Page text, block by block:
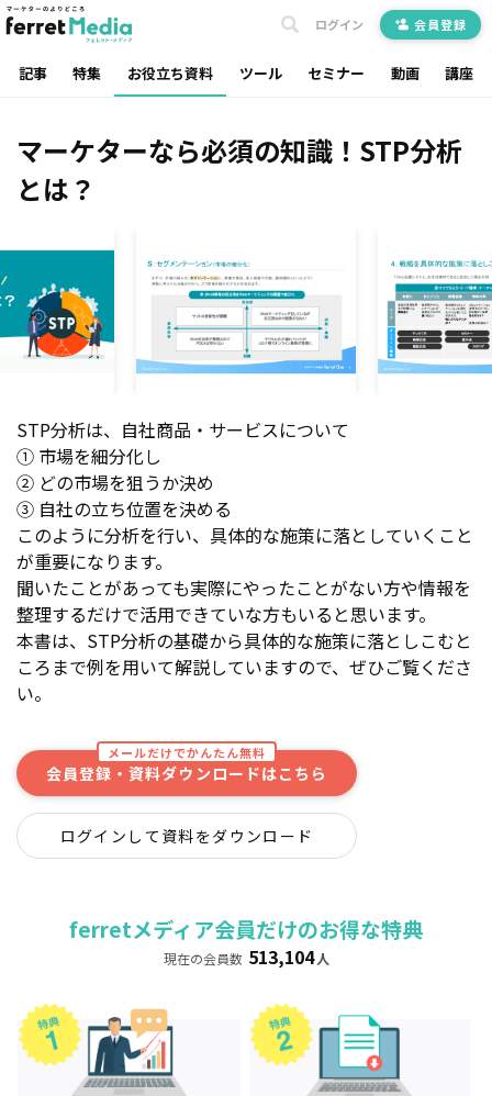
記事 特集 お役立ち資料 ツール セミナー 動画 講座
ログイン 会員登録
マーケターなら必須の知識！STP分析
とは？
STP分析は、自社商品・サービスについて
① 市場を細分化し
② どの市場を狙うか決め
③ 自社の立ち位置を決める
このように分析を行い、具体的な施策に落としていくこと
が重要になります。
聞いたことがあっても実際にやったことがない方や情報を
整理するだけで活用できていな方もいると思います。
本書は、STP分析の基礎から具体的な施策に落としこむと
ころまで例を用いて解説していますので、ぜひご覧くださ
い。
メールだけでかんたん無料
会員登録・資料ダウンロードはこちら
ログインして資料をダウンロード
ferretメディア会員だけのお得な特典
現在の会員数 513,104 人